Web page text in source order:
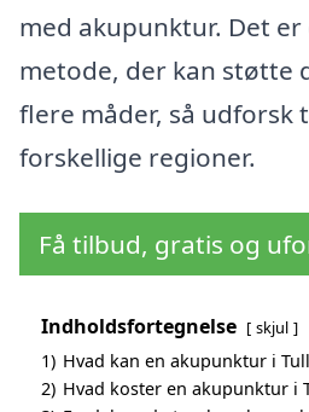
med akupunktur. Det
metode, der kan støtte
flere måder, så udforsk
forskellige regioner.
Få tilbud, gratis og
Indholdsfortegnelse skjul
1) Hvad kan en akupunktur i
2) Hvad koster en akupunktur i